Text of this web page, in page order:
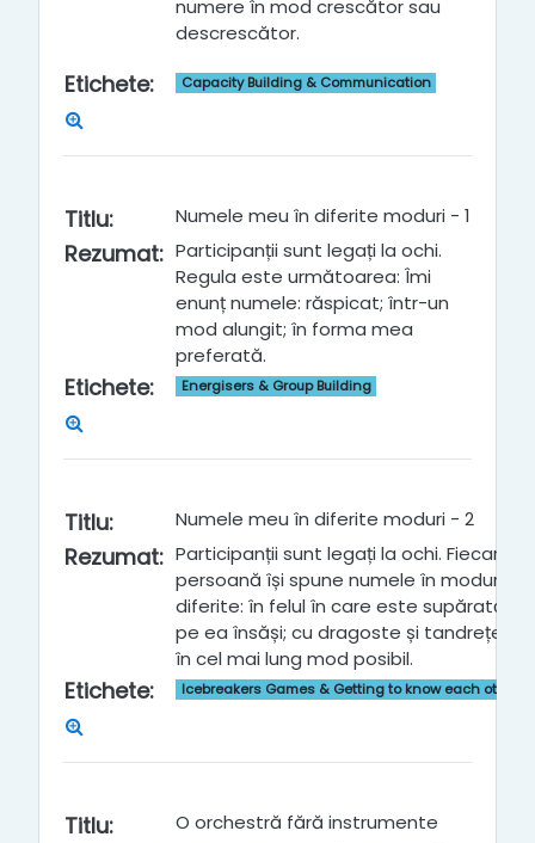
numere în mod crescător sau
descrescător.
Etichete: Capacity Building & Communication
Titlu: Numele meu în diferite moduri - 1
Rezumat: Participanții sunt legați la ochi.
Regula este următoarea: Îmi
enunț numele: răspicat; într-un
mod alungit; în forma mea
preferată.
Etichete: Energisers & Group Building
Titlu: Numele meu în diferite moduri - 2
Rezumat: Participanții sunt legați la ochi. Fiecare
persoană își spune numele în moduri
diferite: în felul în care este supărată
pe ea însăși; cu dragoste și tandrețe;
în cel mai lung mod posibil.
Etichete: Icebreakers Games & Getting to know each other
Titlu: O orchestră fără instrumente